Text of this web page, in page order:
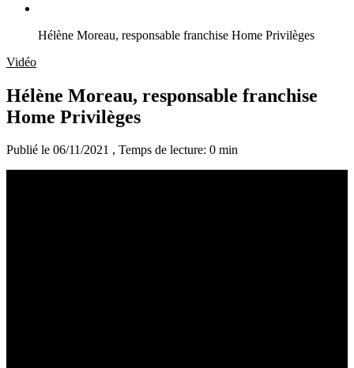
Hélène Moreau, responsable franchise Home Privilèges
Vidéo
Hélène Moreau, responsable franchise
Home Privilèges
Publié le 06/11/2021 , Temps de lecture: 0 min